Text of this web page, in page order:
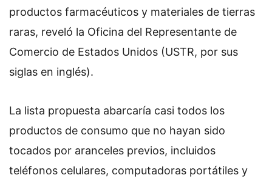
productos farmacéuticos y materiales de tierras
raras, reveló la Oficina del Representante de
Comercio de Estados Unidos (USTR, por sus
siglas en inglés).
La lista propuesta abarcaría casi todos los
productos de consumo que no hayan sido
tocados por aranceles previos, incluidos
teléfonos celulares, computadoras portátiles y